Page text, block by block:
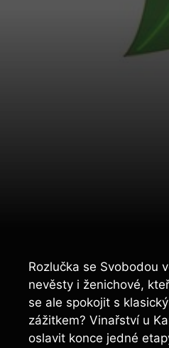
Rozlučka se Svobodou
nevěsty i ženichové,
se ale spokojit s
zážitkem? Vinařství u
oslavit konce jedné